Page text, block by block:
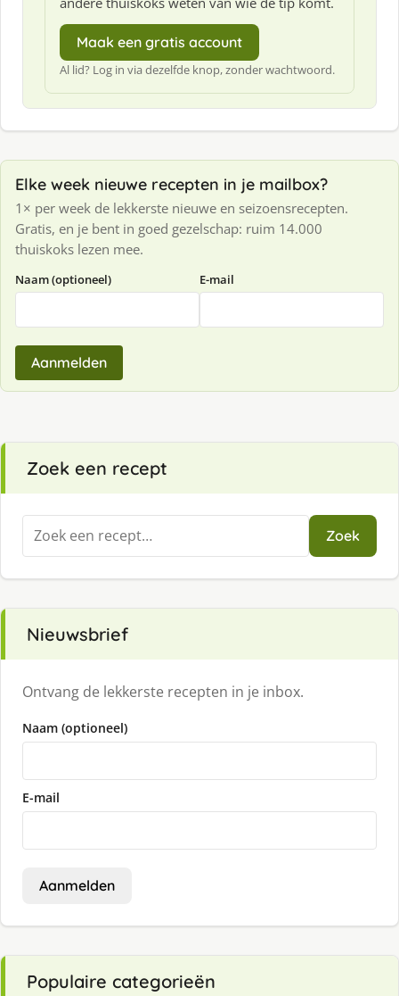
Maak een gratis account
Al lid? Log in via dezelfde knop, zonder wachtwoord.
Elke week nieuwe recepten in je mailbox?
1× per week de lekkerste nieuwe en seizoensrecepten.
Gratis, en je bent in goed gezelschap: ruim 14.000
thuiskoks lezen mee.
Naam (optioneel) E-mail
Aanmelden
Zoek een recept
Zoeken
naar:
Zoek
Nieuwsbrief
Ontvang de lekkerste recepten in je inbox.
Naam (optioneel)
E-mail
Aanmelden
Populaire categorieën